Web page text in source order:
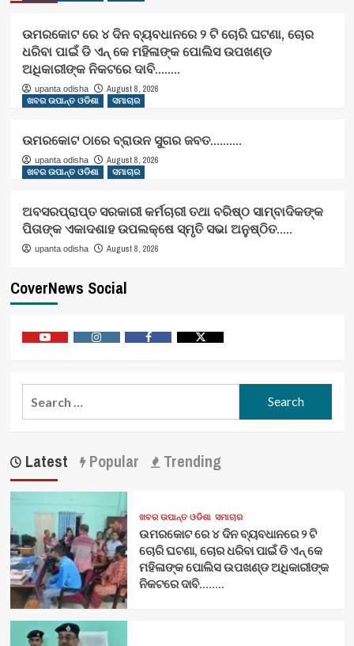
ଉମରକୋଟ ରେ ୪ ଦିନ ବ୍ୟବଧାନରେ ୨ ଟି ଚୋରି ଘଟଣା, ଚୋର
ଧରିବା ପାଇଁ ଡି ଏନ୍ କେ ମହିଳାଙ୍କ ପୋଲିସ ଉପଖଣ୍ଡ
ଅଧିକାରୀଙ୍କ ନିକଟରେ ଦାବି……..
upanta odisha
August 8, 2026
ଖବର ଉପାନ୍ତ ଓଡିଶା
ସମାଚାର
ଉମରକୋଟ ଠାରେ ବ୍ରାଉନ ସୁଗର ଜବତ……….
upanta odisha
August 8, 2026
ଖବର ଉପାନ୍ତ ଓଡିଶା
ସମାଚାର
ଅବସରପ୍ରାପ୍ତ ସରକାରୀ କର୍ମଚାରୀ ତଥା ବରିଷ୍ଠ ସାମ୍ବାଦିକଙ୍କ
ପିତାଙ୍କ ଏକାଦଶାହ ଉପଲକ୍ଷେ ସ୍ମୃତି ସଭା ଅନୁଷ୍ଠିତ…..
upanta odisha August 8, 2026
CoverNews Social
Latest Popular Trending
ଖବର ଉପାନ୍ତ ଓଡିଶା ସମାଚାର
ଉମରକୋଟ ରେ ୪ ଦିନ ବ୍ୟବଧାନରେ ୨ ଟି
ଚୋରି ଘଟଣା, ଚୋର ଧରିବା ପାଇଁ ଡି ଏନ୍ କେ
ମହିଳାଙ୍କ ପୋଲିସ ଉପଖଣ୍ଡ ଅଧିକାରୀଙ୍କ
ନିକଟରେ ଦାବି……..